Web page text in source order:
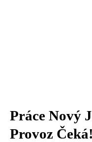
Práce Nový
Provoz Čeká!